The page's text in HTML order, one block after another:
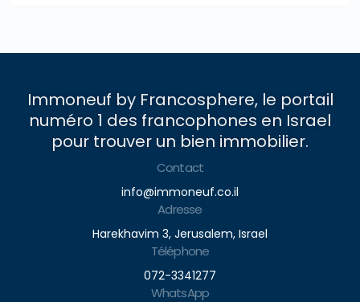
Immoneuf by Francosphere, le portail
numéro 1 des francophones en Israel
pour trouver un bien immobilier.
Contact
info@immoneuf.co.il
Adresse
Harekhavim 3, Jerusalem, Israel
Téléphone
072-3341277
WhatsApp